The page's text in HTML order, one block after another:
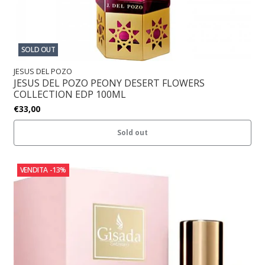
SOLD OUT
JESUS DEL POZO
JESUS DEL POZO PEONY DESERT FLOWERS
COLLECTION EDP 100ML
€33,00
Sold out
VENDITA -13%